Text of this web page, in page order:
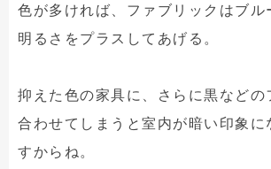
色が多ければ、ファブリックはブル
明るさをプラスしてあげる。
抑えた色の家具に、さらに黒などの
合わせてしまうと室内が暗い印象に
すからね。